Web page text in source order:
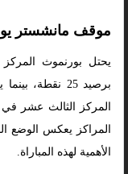
موقف مانشستر
يحتل بورنموث
برصيد 25
المراكز يعكس الوضع
الأهمية لهذه المباراة.